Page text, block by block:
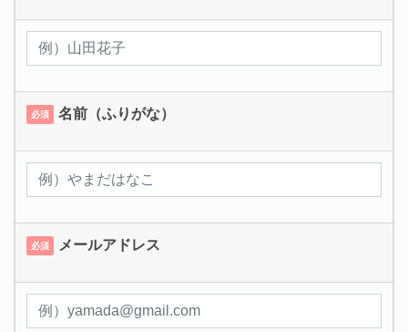
必須 名前（ふりがな）
必須 メールアドレス